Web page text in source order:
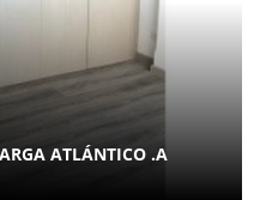
ATLÁNTICO .A